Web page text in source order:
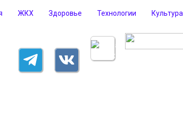
ЖКХ Здоровье Технологии Культура